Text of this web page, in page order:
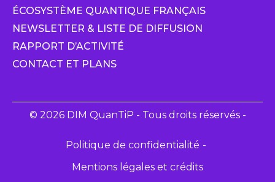
ÉCOSYSTÈME QUANTIQUE FRANÇAIS
NEWSLETTER & LISTE DE DIFFUSION
RAPPORT D’ACTIVITÉ
CONTACT ET PLANS
© 2026 DIM QuanTiP - Tous droits réservés -
Politique de confidentialité
Mentions légales et crédits